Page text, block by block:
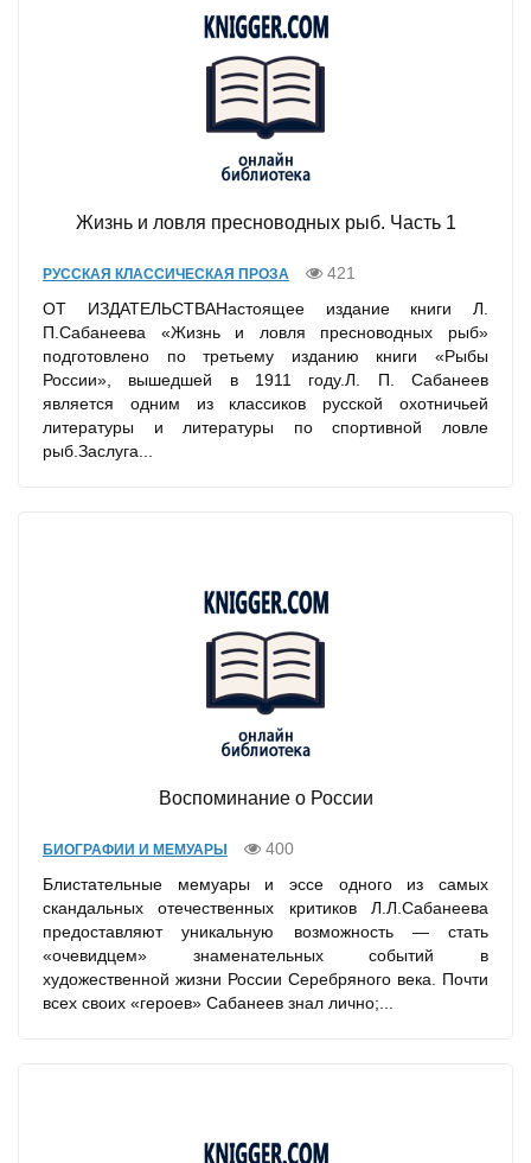
Жизнь и ловля пресноводных рыб. Часть 1
РУССКАЯ КЛАССИЧЕСКАЯ ПРОЗА
421
ОТ ИЗДАТЕЛЬСТВАНастоящее издание книги Л.
П.Сабанеева «Жизнь и ловля пресно­водных рыб»
подготовлено по третьему изданию книги «Рыбы
России», вышедшей в 1911 году.Л. П. Сабанеев
является одним из классиков русской охотничьей
литературы и литературы по спортивной ловле
рыб.Заслуга...
Воспоминание о России
БИОГРАФИИ И МЕМУАРЫ
400
Блистательные мемуары и эссе одного из самых
скандальных отечественных критиков Л.Л.Сабанеева
предоставляют уникальную возможность — стать
«очевидцем» знаменательных событий в
художественной жизни России Серебряного века. Почти
всех своих «героев» Сабанеев знал лично;...